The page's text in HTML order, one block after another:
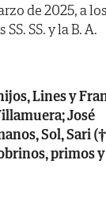
de 2025, a
SS. y la B. A.
Lines y
José
Sol, Sari
primos y